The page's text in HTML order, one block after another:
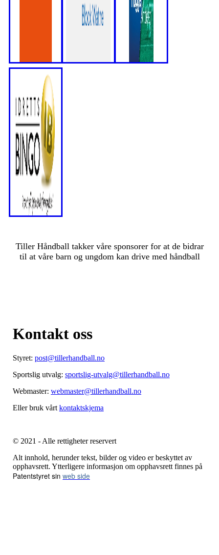
Tiller Håndball takker våre sponsorer for at de bidrar
til at våre barn og ungdom kan drive med håndball
Kontakt oss
Styret: post@tillerhandball.no
Sportslig utvalg: sportslig-utvalg@tillerhandball.no
Webmaster: webmaster@tillerhandball.no
Eller bruk vårt kontaktskjema
© 2021 - Alle rettigheter reservert
Alt innhold, herunder tekst, bilder og video er beskyttet av
opphavsrett. Ytterligere informasjon om opphavsrett finnes på
Patentstyret sin web side